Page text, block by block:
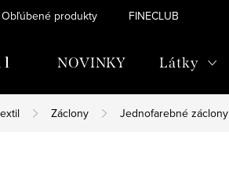
Obľúbené produkty FINECLUB
NOVINKY Látky
Záclony Jednofarebné záclony